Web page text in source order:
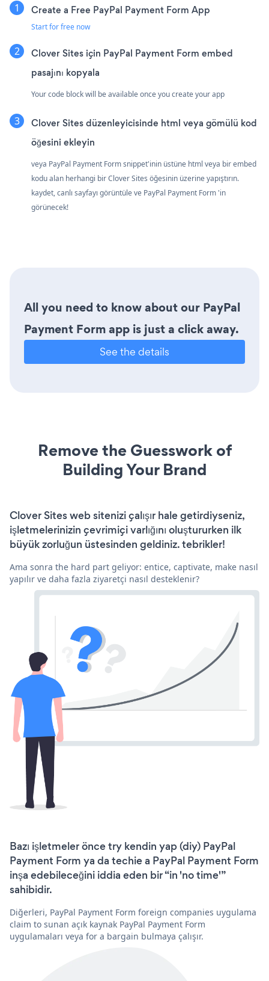
Create a Free PayPal Payment Form App
Start for free now
Clover Sites için PayPal Payment Form embed
pasajını kopyala
Your code block will be available once you create your app
Clover Sites düzenleyicisinde html veya gömülü kod
öğesini ekleyin
veya PayPal Payment Form snippet'inin üstüne html veya bir embed
kodu alan herhangi bir Clover Sites öğesinin üzerine yapıştırın.
kaydet, canlı sayfayı görüntüle ve PayPal Payment Form 'in
görünecek!
All you need to know about our PayPal
Payment Form app is just a click away.
See the details
Remove the Guesswork of
Building Your Brand
Clover Sites web sitenizi çalışır hale getirdiyseniz,
işletmelerinizin çevrimiçi varlığını oluştururken ilk
büyük zorluğun üstesinden geldiniz. tebrikler!
Ama sonra the hard part geliyor: entice, captivate, make nasıl
yapılır ve daha fazla ziyaretçi nasıl desteklenir?
Bazı işletmeler önce try kendin yap (diy) PayPal
Payment Form ya da techie a PayPal Payment Form
inşa edebileceğini iddia eden bir “in 'no time'”
sahibidir.
Diğerleri, PayPal Payment Form foreign companies uygulama
claim to sunan açık kaynak PayPal Payment Form
uygulamaları veya for a bargain bulmaya çalışır.